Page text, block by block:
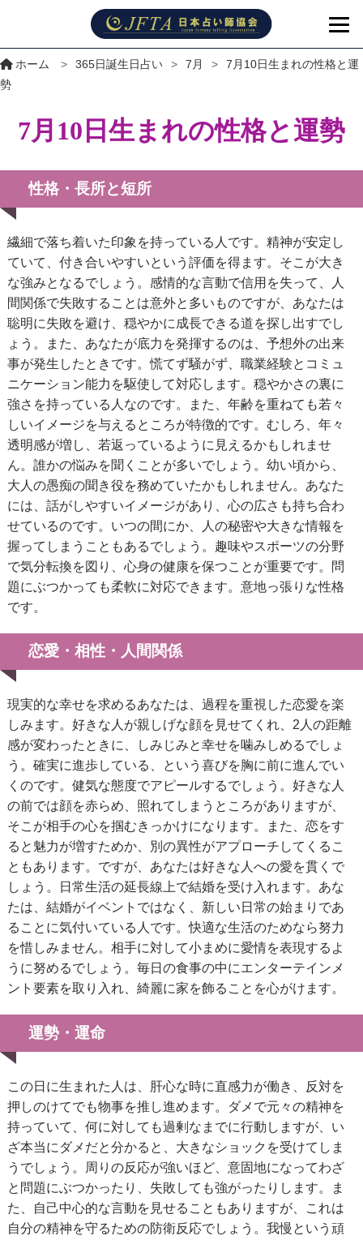
ホーム > 365日誕生日占い > 7月 >
7月10日生まれの性格と運
勢
7月10日生まれの性格と運勢
性格・長所と短所
繊細で落ち着いた印象を持っている人です。精神が安定し
ていて、付き合いやすいという評価を得ます。そこが大き
な強みとなるでしょう。感情的な言動で信用を失って、人
間関係で失敗することは意外と多いものですが、あなたは
聡明に失敗を避け、穏やかに成長できる道を探し出すでし
ょう。また、あなたが底力を発揮するのは、予想外の出来
事が発生したときです。慌てず騒がず、職業経験とコミュ
ニケーション能力を駆使して対応します。穏やかさの裏に
強さを持っている人なのです。また、年齢を重ねても若々
しいイメージを与えるところが特徴的です。むしろ、年々
透明感が増し、若返っているように見えるかもしれませ
ん。誰かの悩みを聞くことが多いでしょう。幼い頃から、
大人の愚痴の聞き役を務めていたかもしれません。あなた
には、話がしやすいイメージがあり、心の広さも持ち合わ
せているのです。いつの間にか、人の秘密や大きな情報を
握ってしまうこともあるでしょう。趣味やスポーツの分野
で気分転換を図り、心身の健康を保つことが重要です。問
題にぶつかっても柔軟に対応できます。意地っ張りな性格
です。
恋愛・相性・人間関係
現実的な幸せを求めるあなたは、過程を重視した恋愛を楽
しみます。好きな人が親しげな顔を見せてくれ、2人の距離
感が変わったときに、しみじみと幸せを噛みしめるでしょ
う。確実に進歩している、という喜びを胸に前に進んでい
くのです。健気な態度でアピールするでしょう。好きな人
の前では顔を赤らめ、照れてしまうところがありますが、
そこが相手の心を掴むきっかけになります。また、恋をす
ると魅力が増すためか、別の異性がアプローチしてくるこ
ともあります。ですが、あなたは好きな人への愛を貫くで
しょう。日常生活の延長線上で結婚を受け入れます。あな
たは、結婚がイベントではなく、新しい日常の始まりであ
ることに気付いている人です。快適な生活のためなら努力
を惜しみません。相手に対して小まめに愛情を表現するよ
うに努めるでしょう。毎日の食事の中にエンターテインメ
ント要素を取り入れ、綺麗に家を飾ることを心がけます。
運勢・運命
この日に生まれた人は、肝心な時に直感力が働き、反対を
押しのけてでも物事を推し進めます。ダメで元々の精神を
持っていて、何に対しても過剰なまでに行動しますが、い
ざ本当にダメだと分かると、大きなショックを受けてしま
うでしょう。周りの反応が強いほど、意固地になってわざ
と問題にぶつかったり、失敗しても強がったりします。ま
た、自己中心的な言動を見せることもありますが、これは
自分の精神を守るための防衛反応でしょう。我慢という頑